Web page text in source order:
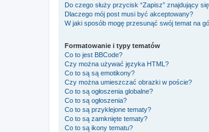
Do czego służy przycisk “Zapisz” znajdujący
Dlaczego mój post musi być akceptowany?
W jaki sposób mogę przesunąć swój temat na
Formatowanie i typy tematów
Co to jest BBCode?
Czy można używać języka HTML?
Co to są są emotikony?
Czy można umieszczać obrazki w poście?
Co to są ogłoszenia globalne?
Co to są ogłoszenia?
Co to są przyklejone tematy?
Co to są zamknięte tematy?
Co to są ikony tematu?